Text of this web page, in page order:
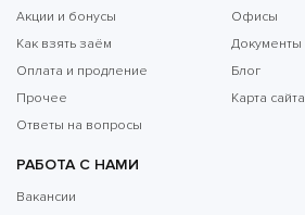
Акции и бонусы
Как взять заём
Оплата и продление
Прочее
Ответы на вопросы
Офисы
Документы
Блог
Карта сайта
РАБОТА С НАМИ
Вакансии